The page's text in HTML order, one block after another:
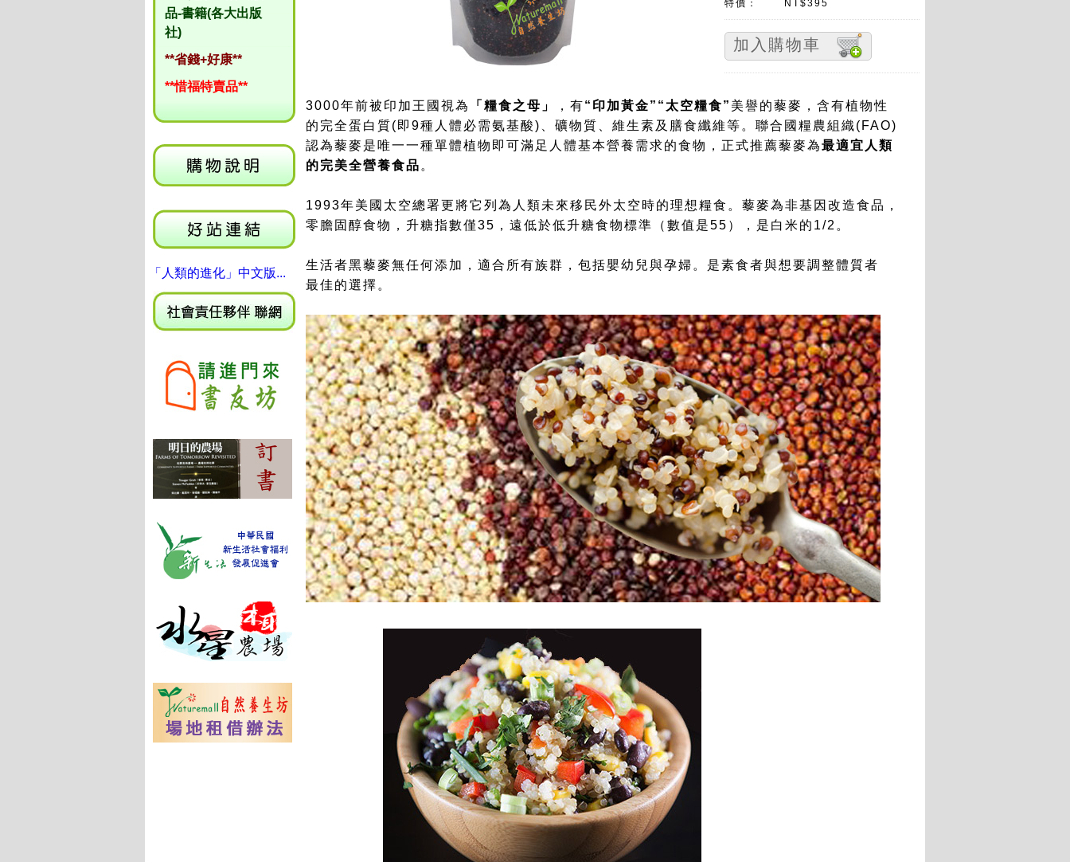
品-書籍(各大出版
社)
**省錢+好康**
**惜福特賣品**
「人類的進化」中文版...
特價： NT$395
加入購物車
3000年前被印加王國視為 「糧食之母」 ，有“印加黃金”“太空糧食” 美譽的藜麥，含有植物性
的完全蛋白質(即9種人體必需氨基酸)、礦物質、維生素及膳食纖維等。聯合國糧農組織(FAO)
認為藜麥是唯一一種單體植物即可滿足人體基本營養需求的食物，正式推薦藜麥為最適宜人類
的完美全營養食品 。
1993年美國太空總署更將它列為人類未來移民外太空時的理想糧食。藜麥為非基因改造食品，
零膽固醇食物，升糖指數僅35，遠低於低升糖食物標準（數值是55），是白米的1/2。
生活者黑藜麥無任何添加 ， 適合所有族群，包括嬰幼兒與孕婦。是素食者與想要調整體質者
最佳的選擇。